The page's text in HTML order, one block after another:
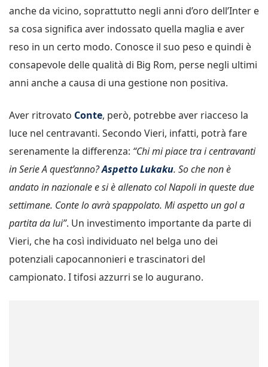
anche da vicino, soprattutto negli anni d’oro dell’Inter e
sa cosa significa aver indossato quella maglia e aver
reso in un certo modo. Conosce il suo peso e quindi è
consapevole delle qualità di Big Rom, perse negli ultimi
anni anche a causa di una gestione non positiva.
Aver ritrovato Conte, però, potrebbe aver riacceso la
luce nel centravanti. Secondo Vieri, infatti, potrà fare
serenamente la differenza: “Chi mi piace tra i centravanti
in Serie A quest’anno?Aspetto Lukaku. So che non è
andato in nazionale e si è allenato col Napoli in queste due
settimane. Conte lo avrà spappolato. Mi aspetto un gol a
partita da lui”. Un investimento importante da parte di
Vieri, che ha così individuato nel belga uno dei
potenziali capocannonieri e trascinatori del
campionato. I tifosi azzurri se lo augurano.